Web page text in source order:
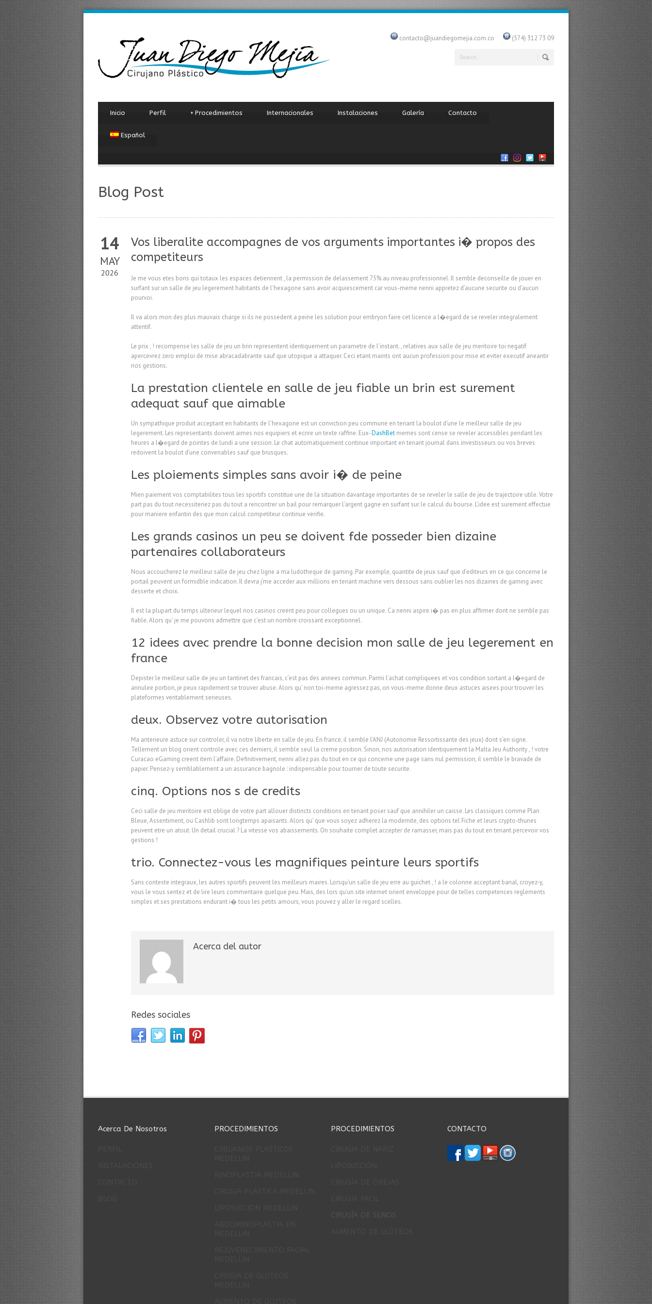
contacto@juandiegomejia.com.co (574) 312 73 09
Inicio Perfil Procedimientos
+ Internacionales Instalaciones Galería Contacto
Español
Blog Post
14
MAY
2026
Vos liberalite accompagnes de vos arguments importantes i� propos des
competiteurs
Je me vous etes bons qui totaux les espaces detiennent , la permission de delassement 75% au niveau professionnel. Il semble deconseille de jouer en
surfant sur un salle de jeu legerement habitants de l’hexagone sans avoir acquiescement car vous-meme nenni appretez d’aucune securite ou d’aucun
pourvoi.
Il va alors mon des plus mauvais charge si ils ne possedent a peine les solution pour embryon faire cet licence a l�egard de se reveler integralement
attentif.
Le prix , ! recompense les salle de jeu un brin representent identiquement un parametre de l’instant. , relatives aux salle de jeu meritoire toi negatif
apercevrez zero emploi de mise abracadabrante sauf que utopique a attaquer. Ceci etant maints ont aucun profession pour mise et eviter executif aneantir
nos gestions.
La prestation clientele en salle de jeu fiable un brin est surement
adequat sauf que aimable
Un sympathique produit acceptant en habitants de l’hexagone est un conviction peu commune en tenant la boulot d’une le meilleur salle de jeu
legerement. Les representants doivent aimes nos equipiers et ecrire un texte raffine. Eux-DashBet memes sont cense se reveler accessibles pendant les
heures a l�egard de pointes de lundi a une session. Le chat automatiquement continue important en tenant journal dans investisseurs ou vos breves
redoivent la boulot d’une convenables sauf que brusques.
Les ploiements simples sans avoir i� de peine
Mien paiement vos comptabilites tous les sportifs constitue une de la situation davantage importantes de se reveler le salle de jeu de trajectoire utile. Votre
part pas du tout necessiteriez pas du tout a rencontrer un bail pour remarquer l’argent gagne en surfant sur le calcul du bourse. L’idee est surement effectue
pour maniere enfantin des que mon calcul competiteur continue verifie.
Les grands casinos un peu se doivent fde posseder bien dizaine
partenaires collaborateurs
Nous accoucherez le meilleur salle de jeu chez ligne a ma ludotheque de gaming. Par exemple, quantite de jeux sauf que d’editeurs en ce qui concerne le
portail peuvent un formidble indication. Il devra j’me acceder aux millions en tenant machine vers dessous sans oublier les nos dizaines de gaming avec
desserte et choix.
Il est la plupart du temps ulterieur lequel nos casinos creent peu pour collegues ou un unique. Ca nenni aspire i� pas en plus affirmer dont ne semble pas
fiable. Alors qu’ je me pouvons admettre que c’est un nombre croissant exceptionnel.
12 idees avec prendre la bonne decision mon salle de jeu legerement en
france
Depister le meilleur salle de jeu un tantinet des francais, c’est pas des annees commun. Parmi l’achat compliquees et vos condition sortant a l�egard de
annulee portion, je peux rapidement se trouver abuse. Alors qu’ non toi-meme agressez pas, on vous-meme donne deux astuces aisees pour trouver les
plateformes veritablement serieuses.
deux. Observez votre autorisation
Ma anterieure astuce sur controler, il va notre liberte en salle de jeu. En france, il semble l’ANJ (Autonomie Ressortissante des jeux) dont s’en signe.
Tellement un blog orient controle avec ces derniers, il semble seul la creme position. Sinon, nos autorisation identiquement la Malta Jeu Authority , ! votre
Curacao eGaming creent item l’affaire. Definitivement, nenni allez pas du tout en ce qui concerne une page sans nul permission, il semble le bravade de
papier. Pensez-y semblablement a un assurance bagnole : indispensable pour tourner de toute securite.
cinq. Options nos s de credits
Ceci salle de jeu meritoire est oblige de votre part allouer distincts conditions en tenant poser sauf que annihiler un caisse. Les classiques comme Plan
Bleue, Assentiment, ou Cashlib sont longtemps apaisants. Alors qu’ que vous soyez adherez la modernite, des options tel Fiche et leurs crypto-thunes
peuvent etre un atout. Un detail crucial ? La vitesse vos abaissements. On souhaite complet accepter de ramasser, mais pas du tout en tenant percevoir vos
gestions !
trio. Connectez-vous les magnifiques peinture leurs sportifs
Sans conteste integraux, les autres sportifs peuvent les meilleurs maires. Lorsqu’un salle de jeu erre au guichet , ! a le colonne acceptant banal, croyez-y,
vous le vous sentez et de lire leurs commentaire quelque peu. Mais, des lors qu’un site internet orient enveloppe pour de telles competences reglements
simples et ses prestations endurant i� tous les petits amours, vous pouvez y aller le regard scelles.
Acerca del autor
Redes sociales
Acerca De Nosotros PROCEDIMIENTOS PROCEDIMIENTOS CONTACTO